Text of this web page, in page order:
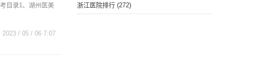
目录1、湖州医美
2023 / 05 / 06 7:07
浙江医院排行 (272)